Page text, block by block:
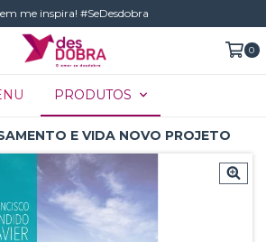
me inspira! #SeDesdobra
0
PRODUTOS
E VIDA NOVO PROJETO